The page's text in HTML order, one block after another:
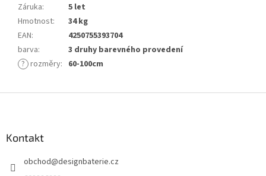
Záruka:
5 let
Hmotnost:
34 kg
EAN:
4250755393704
barva:
3 druhy barevného provedení
? rozměry: 60-100cm
Kontakt
obchod@designbaterie.cz